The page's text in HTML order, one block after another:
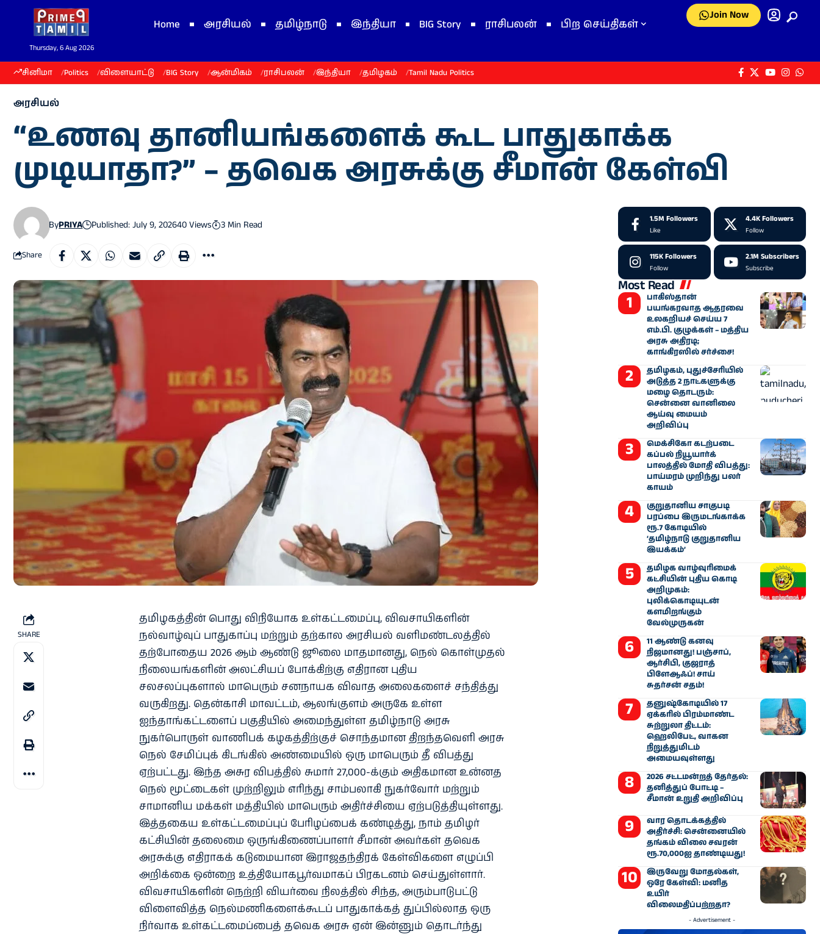
Thursday, 6 Aug 2026
Home அரசியல் தமிழ்நாடு இந்தியா BIG Story ராசிபலன் பிற செய்திகள்
Join Now
சினிமா Politics விளையாட்டு BIG Story ஆன்மிகம் ராசிபலன் இந்தியா தமிழகம் Tamil Nadu Politics
அரசியல்
“உணவு தானியங்களைக் கூட பாதுகாக்க
முடியாதா?” – தவெக அரசுக்கு சீமான் கேள்வி
ByPRIYA Published: July 9, 202640 Views 3 Min Read
Share
SHARE
தமிழகத்தின் பொது விநியோக உள்கட்டமைப்பு, விவசாயிகளின்
நல்வாழ்வுப் பாதுகாப்பு மற்றும் தற்கால அரசியல் வளிமண்டலத்தில்
தற்போதைய 2026 ஆம் ஆண்டு ஜூலை மாதமானது, நெல் கொள்முதல்
நிலையங்களின் அலட்சியப் போக்கிற்கு எதிரான புதிய
சலசலப்புகளால் மாபெரும் சனநாயக விவாத அலைகளைச் சந்தித்து
வருகிறது. தென்காசி மாவட்டம், ஆலங்குளம் அருகே உள்ள
ஐந்தாங்கட்டளைப் பகுதியில் அமைந்துள்ள தமிழ்நாடு அரசு
நுகர்பொருள் வாணிபக் கழகத்திற்குச் சொந்தமான திறந்தவெளி அரசு
நெல் சேமிப்புக் கிடங்கில் அண்மையில் ஒரு மாபெரும் தீ விபத்து
ஏற்பட்டது. இந்த அசுர விபத்தில் சுமார் 27,000-க்கும் அதிகமான உன்னத
நெல் மூட்டைகள் முற்றிலும் எரிந்து சாம்பலாகி நுகர்வோர் மற்றும்
சாமானிய மக்கள் மத்தியில் மாபெரும் அதிர்ச்சியை ஏற்படுத்தியுள்ளது.
இத்தகைய உள்கட்டமைப்புப் பேரிழப்பைக் கண்டித்து, நாம் தமிழர்
கட்சியின் தலைமை ஒருங்கிணைப்பாளர் சீமான் அவர்கள் தவெக
அரசுக்கு எதிராகக் கடுமையான இராஜதந்திரக் கேள்விகளை எழுப்பி
அறிக்கை ஒன்றை உத்தியோகபூர்வமாகப் பிரகடனம் செய்துள்ளார்.
விவசாயிகளின் நெற்றி வியர்வை நிலத்தில் சிந்த, அரும்பாடுபட்டு
விளைவித்த நெல்மணிகளைக்கூடப் பாதுகாக்கத் துப்பில்லாத ஒரு
நிர்வாக உள்கட்டமைப்பைத் தவெக அரசு ஏன் இன்னும் தொடர்ந்து
1.5M Followers
Like
4.4K Followers
Follow
115K Followers
Follow
2.1M Subscribers
Subscribe
Most Read
பாகிஸ்தான்
பயங்கரவாத ஆதரவை
உலகறியச் செய்ய 7
எம்.பி. குழுக்கள் – மத்திய
அரசு அதிரடி;
காங்கிரஸில் சர்ச்சை!
தமிழகம், புதுச்சேரியில்
அடுத்த 2 நாட்களுக்கு
மழை தொடரும்:
சென்னை வானிலை
ஆய்வு மையம்
அறிவிப்பு
மெக்சிகோ கடற்படை
கப்பல் நியூயார்க்
பாலத்தில் மோதி விபத்து:
பாய்மரம் முறிந்து பலர்
காயம்
குறுதானிய சாகுபடி
பரப்பை இருமடங்காக்க
ரூ.7 கோடியில்
‘தமிழ்நாடு குறுதானிய
இயக்கம்’
தமிழக வாழ்வுரிமைக்
கட்சியின் புதிய கொடி
அறிமுகம்:
புலிக்கொடியுடன்
களமிறங்கும்
வேல்முருகன்
11 ஆண்டு கனவு
நிஜமானது! பஞ்சாப்,
ஆர்சிபி, குஜராத்
பிளேஆஃப்! சாய்
சுதர்சன் சதம்!
தனுஷ்கோடியில் 17
ஏக்கரில் பிரம்மாண்ட
சுற்றுலா திட்டம்:
ஹெலிபேட், வாகன
நிறுத்துமிடம்
அமையவுள்ளது
2026 சட்டமன்றத் தேர்தல்:
தனித்துப் போட்டி –
சீமான் உறுதி அறிவிப்பு
வார தொடக்கத்தில்
அதிர்ச்சி: சென்னையில்
தங்கம் விலை சவரன்
ரூ.70,000ஐ தாண்டியது!
இருவேறு மோதல்கள்,
ஒரே கேள்வி: மனித
உயிர்
விலைமதிப்பற்றதா?
- Advertisement -